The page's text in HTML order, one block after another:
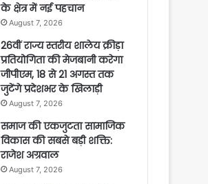
के क्षेत्र में नई पहचान
August 7, 2026
26वीं राज्य स्तरीय शालेय क्रीड़ा
प्रतियोगिता की मेजबानी करेगा
जीपीएम, 18 से 21 अगस्त तक
जुटेंगे प्रदेशभर के खिलाड़ी
August 7, 2026
समाज की एकजुटता सामाजिक
विकास की सबसे बड़ी शक्ति:
राजेश अग्रवाल
August 7, 2026